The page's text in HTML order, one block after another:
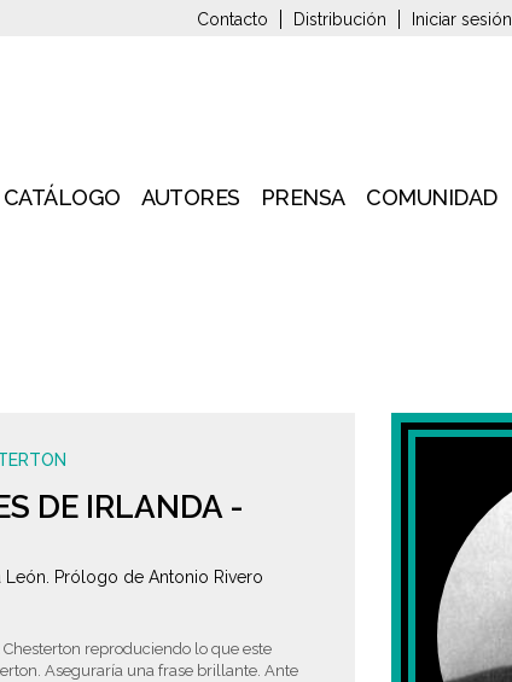
Contacto Distribución Iniciar sesión
CATÁLOGO AUTORES PRENSA COMUNIDAD
DE IRLANDA -
Prólogo de Antonio Rivero
reproduciendo lo que este
Aseguraría una frase brillante. Ante